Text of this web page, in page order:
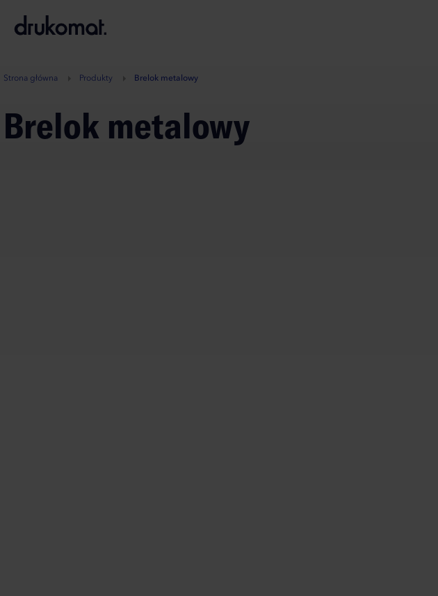
A
Strona główna Produkty Brelok metalowy
Brelok metalowy